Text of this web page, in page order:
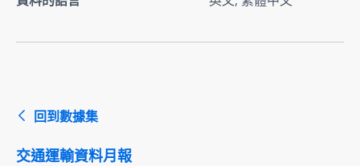
回到數據集
交通運輸資料月報